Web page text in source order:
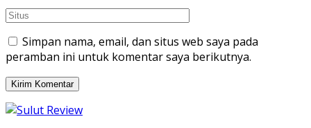
Simpan nama, email, dan situs web saya pada
peramban ini untuk komentar saya berikutnya.